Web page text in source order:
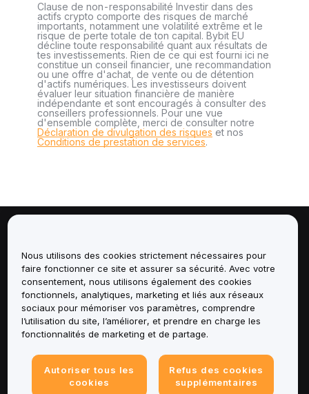
Clause de non-responsabilité Investir dans des
actifs crypto comporte des risques de marché
importants, notamment une volatilité extrême et le
risque de perte totale de ton capital. Bybit EU
décline toute responsabilité quant aux résultats de
tes investissements. Rien de ce qui est fourni ici ne
constitue un conseil financier, une recommandation
ou une offre d'achat, de vente ou de détention
d'actifs numériques. Les investisseurs doivent
évaluer leur situation financière de manière
indépendante et sont encouragés à consulter des
conseillers professionnels. Pour une vue
d'ensemble complète, merci de consulter notre
Déclaration de divulgation des risques et nos
Conditions de prestation de services.
Services
Assistance
Produits
Mentions légales
Nous utilisons des cookies strictement nécessaires pour
faire fonctionner ce site et assurer sa sécurité. Avec votre
consentement, nous utilisons également des cookies
fonctionnels, analytiques, marketing et liés aux réseaux
sociaux pour mémoriser vos paramètres, comprendre
l’utilisation du site, l’améliorer, et prendre en charge les
fonctionnalités de marketing et de partage.
Autoriser tous les
cookies
Refus des cookies
supplémentaires